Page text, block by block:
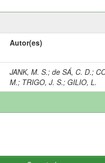
Autor(es)
JANK, M. S.;de SÁ, C. D.;
M.; TRIGO, J. S.;GILIO, L.